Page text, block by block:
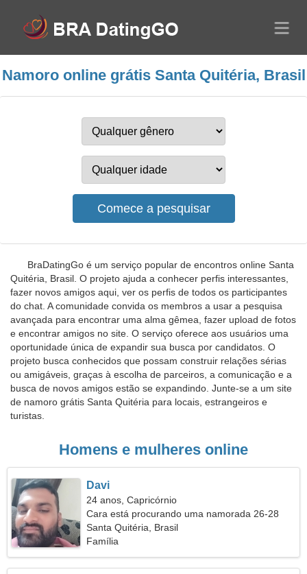
Namoro online grátis Santa Quitéria, Brasil
BraDatingGo é um serviço popular de encontros online Santa
Quitéria, Brasil. O projeto ajuda a conhecer perfis interessantes,
fazer novos amigos aqui, ver os perfis de todos os participantes
do chat. A comunidade convida os membros a usar a pesquisa
avançada para encontrar uma alma gêmea, fazer upload de fotos
e encontrar amigos no site. O serviço oferece aos usuários uma
oportunidade única de expandir sua busca por candidatos. O
projeto busca conhecidos que possam construir relações sérias
ou amigáveis, graças à escolha de parceiros, a comunicação e a
busca de novos amigos estão se expandindo. Junte-se a um site
de namoro grátis Santa Quitéria para locais, estrangeiros e
turistas.
Homens e mulheres online
Davi
24 anos, Capricórnio
Cara está procurando uma namorada 26-28
Santa Quitéria, Brasil
Família